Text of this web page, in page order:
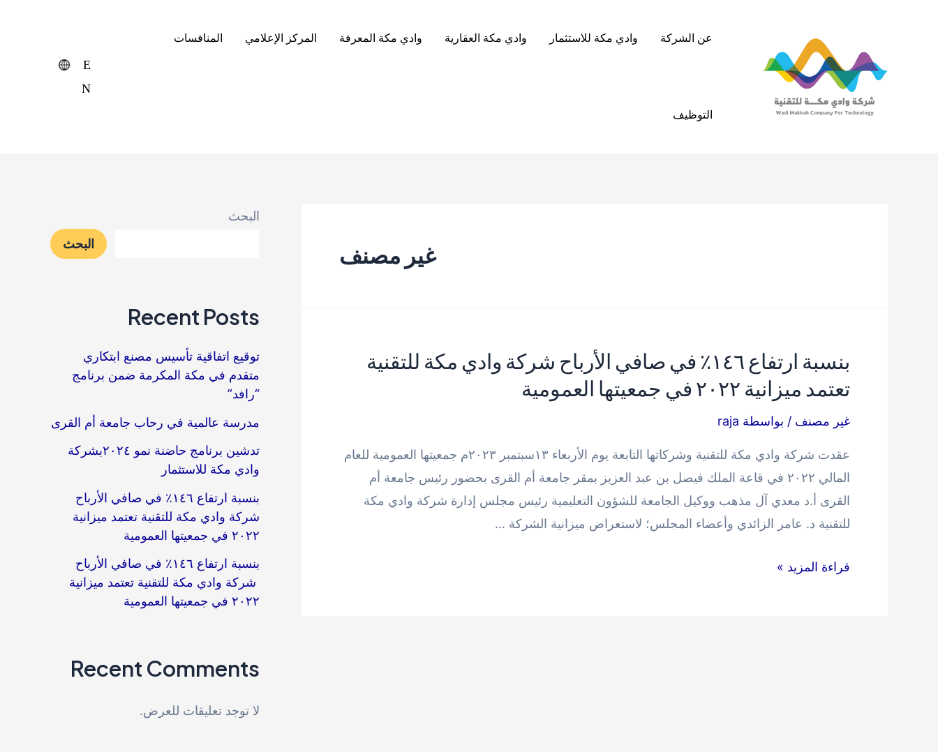
عن الشركة وادي مكة للاستثمار وادي مكة العقارية وادي مكة المعرفة المركز الإعلامي المنافسات
التوظيف
E
N
غير مصنف
بنسبة ارتفاع ١٤٦٪؜ في صافي الأرباح شركة وادي مكة للتقنية
تعتمد ميزانية ٢٠٢٢ في جمعيتها العمومية
غير مصنف / بواسطة raja
عقدت شركة وادي مكة للتقنية وشركاتها التابعة يوم الأربعاء ١٣سبتمبر ٢٠٢٣م جمعيتها العمومية للعام
المالي ٢٠٢٢ في قاعة الملك فيصل بن عبد العزيز بمقر جامعة أم القرى بحضور رئيس جامعة أم
القرى أ.د معدي آل مذهب ووكيل الجامعة للشؤون التعليمية رئيس مجلس إدارة شركة وادي مكة
للتقنية د. عامر الزائدي وأعضاء المجلس؛ لاستعراض ميزانية الشركة …
بنسبة
قراءة المزيد »
البحث
البحث
Recent Posts
توقيع اتفاقية تأسيس مصنع ابتكاري
متقدم في مكة المكرمة ضمن برنامج
“رافد”
مدرسة عالمية في رحاب جامعة أم القرى​
تدشين برنامج حاضنة نمو ٢٠٢٤بشركة
وادي مكة للاستثمار
بنسبة ارتفاع ١٤٦٪؜ في صافي الأرباح
شركة وادي مكة للتقنية تعتمد ميزانية
٢٠٢٢ في جمعيتها العمومية
بنسبة ارتفاع ١٤٦٪؜ في صافي الأرباح
شركة وادي مكة للتقنية تعتمد ميزانية
٢٠٢٢ في جمعيتها العمومية
Recent Comments
لا توجد تعليقات للعرض.